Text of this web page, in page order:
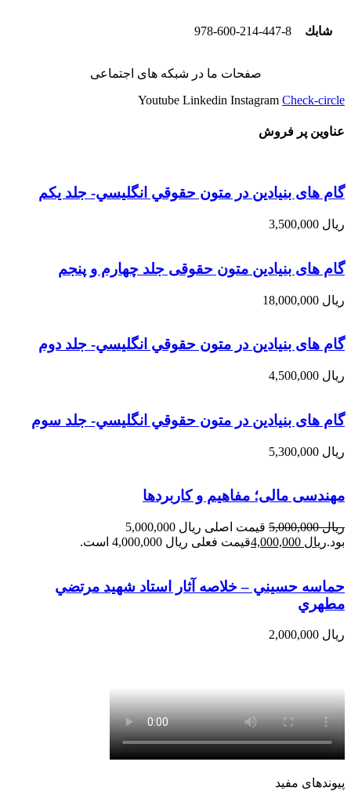
شابك 978-600-214-447-8
صفحات ما در شبکه های اجتماعی
Youtube Linkedin Instagram Check-circle
عناوین پر فروش
گام های بنیادین در متون حقوقي انگليسي- جلد يكم
ریال
گام های بنیادین متون حقوقی جلد چهارم و پنجم
ریال
گام های بنیادین در متون حقوقي انگليسي- جلد دوم
ریال
گام های بنیادین در متون حقوقي انگليسي- جلد سوم
ریال
مهندسی مالی؛ مفاهیم و کاربردها
ریال5,000,000
قیمت اصلی ریال 5,000,000
بود.ریال قیمت فعلی ریال 4,000,000 است.
حماسه حسيني – خلاصه آثار استاد شهيد مرتضي
مطهري
ریال
پیوندهای مفید